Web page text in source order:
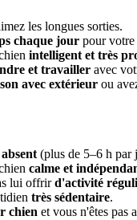
les longues sorties.
chaque jour pour votre
intelligent et très
et travailler avec
avec extérieur ou
(plus de 5–6 h par
calme et
lui offrird'activité
très sédentaire.
chien et vous n'êtes pas